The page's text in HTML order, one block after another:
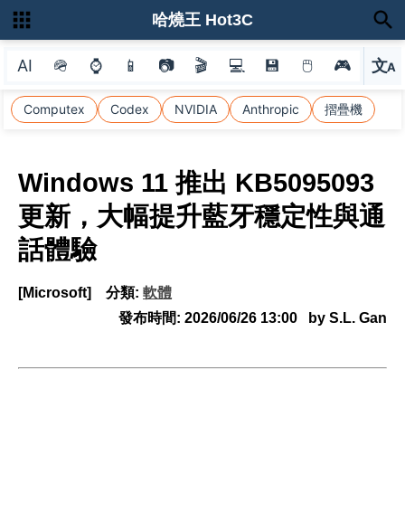
AI 🪖 ⌚ 📱 📷 🎬 💻 💾 🖱 🎮 文A
選
Computex Codex NVIDIA Anthropic 摺疊機
哈燒王 Hot3C
Windows 11 推出 KB5095093
更新，大幅提升藍牙穩定性與通
話體驗
[Microsoft] 分類: 軟體
發布時間: 2026/06/26 13:00 by S.L. Gan